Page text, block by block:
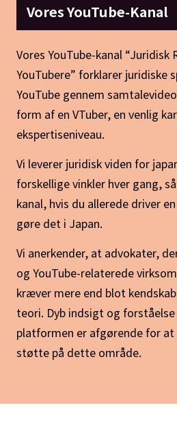
Vores YouTube-Kanal
Vores YouTube-kanal “Juridisk
YouTubere” forklarer juridiske
YouTube gennem
form af en VTuber, en venlig
ekspertiseniveau.
Vi leverer juridisk viden for
forskellige vinkler hver gang,
kanal, hvis du allerede driver
gøre det i Japan.
Vi anerkender, at advokater,
og YouTube-relaterede
kræver mere end blot
teori. Dyb indsigt og forståelse
platformen er afgørende for
støtte på dette område.